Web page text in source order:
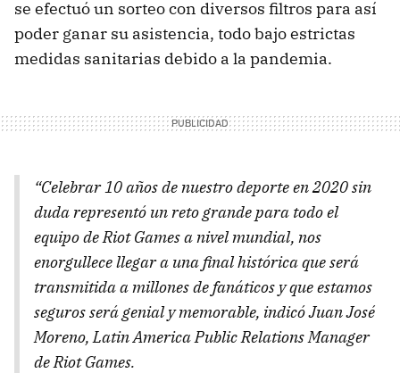
se efectuó un sorteo con diversos filtros para así
poder ganar su asistencia, todo bajo estrictas
medidas sanitarias debido a la pandemia.
“Celebrar 10 años de nuestro deporte en 2020 sin
duda representó un reto grande para todo el
equipo de Riot Games a nivel mundial, nos
enorgullece llegar a una final histórica que será
transmitida a millones de fanáticos y que estamos
seguros será genial y memorable, indicó Juan José
Moreno, Latin America Public Relations Manager
de Riot Games.